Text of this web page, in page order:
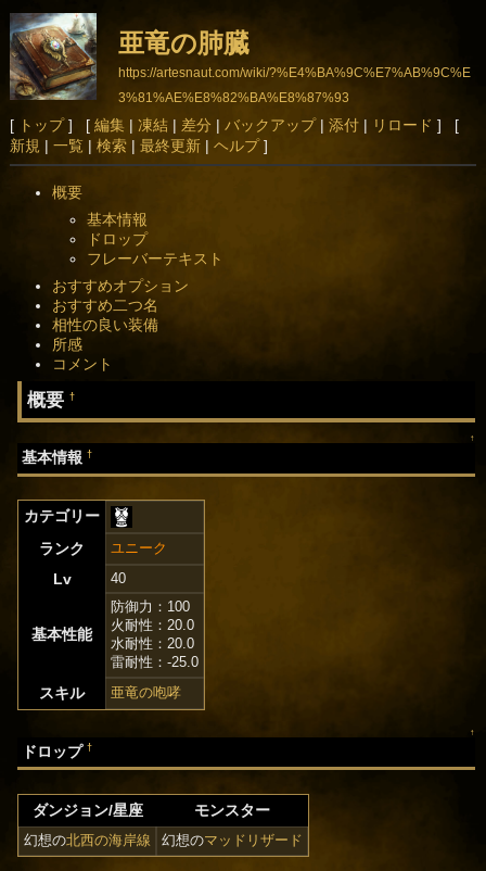
亜竜の肺臓
https://artesnaut.com/wiki/?%E4%BA%9C%E7%AB%9C%E
3%81%AE%E8%82%BA%E8%87%93
[ トップ] [ 編集| 凍結| 差分 | バックアップ| 添付| リロード ] [
新規 | 一覧 | 検索| 最終更新| ヘルプ]
概要
基本情報
ドロップ
フレーバーテキスト
おすすめオプション
おすすめ二つ名
相性の良い装備
所感
コメント
概要†
↑
基本情報†
カテゴリー
ランク
ユニーク
Lv 40
基本性能
防御力：100
火耐性：20.0
水耐性：20.0
雷耐性：-25.0
スキル 亜竜の咆哮
↑
ドロップ†
ダンジョン/星座 モンスター
幻想の北西の海岸線 幻想のマッドリザード